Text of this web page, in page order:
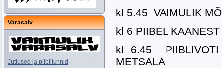
Varasalv
Jutlused ja piiblitunnid
kl 5.45 VAIMULIK
kl 6 PIIBEL
kl 6.45 PIIBLIVÕTI
METSALA